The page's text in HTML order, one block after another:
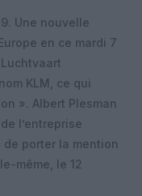
Une nouvelle
en ce mardi 7
KLM, ce qui
». Albert Plesman
l’entreprise
porter la mention
même, le 12